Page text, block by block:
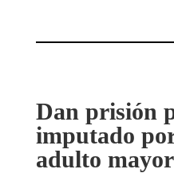
Dan prisión
imputado
adulto mayor